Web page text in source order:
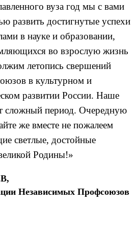
вуза год мы с вами
развить достигнутые успехи
в науке и образовании,
во взрослую жизнь
летопись свершений
в культурном и
развитии России. Наше
сложный период. Очередную
же вместе не пожалеем
светлые, достойные
Родины!»
Независимых Профсоюзов